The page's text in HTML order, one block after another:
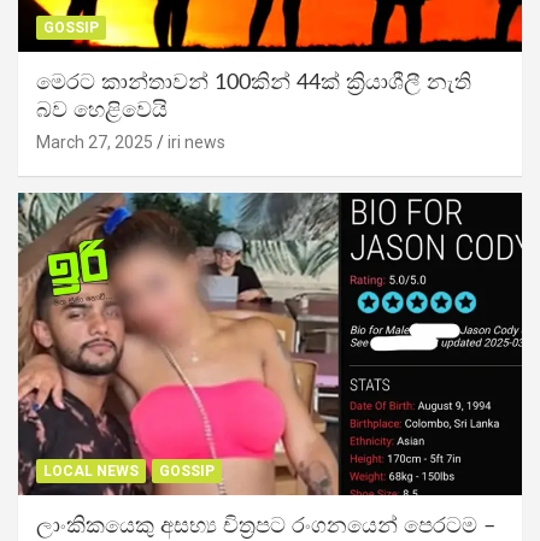
GOSSIP
මෙරට කාන්තාවන් 100කින් 44ක් ක්‍රියාශීලී නැති
බව හෙළිවෙයි
March 27, 2025 iri news
LOCAL NEWS GOSSIP
ලාංකිකයෙකු අසභ්‍ය චිත්‍රපට රංගනයෙන් පෙරටම –